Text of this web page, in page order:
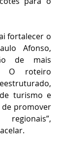
Afonso,
de mais
O roteiro
turismo e
promover